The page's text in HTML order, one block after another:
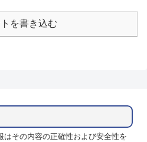
を書き込む
はその内容の正確性および安全性を